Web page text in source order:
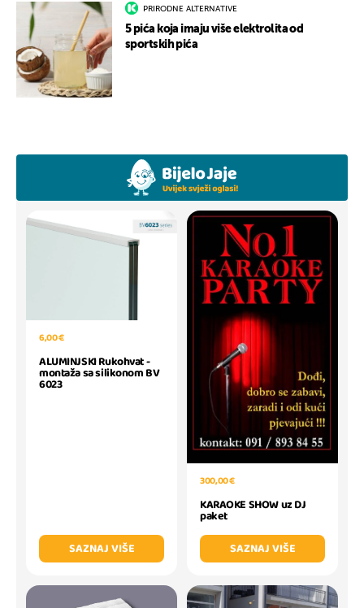
PRIRODNE ALTERNATIVE
5 pića koja imaju više elektrolita od
sportskih pića
6,00 €
ALUMINJSKI Rukohvat -
montaža sa silikonom BV
6023
SAZNAJ VIŠE
300,00 €
KARAOKE SHOW uz DJ
paket
SAZNAJ VIŠE